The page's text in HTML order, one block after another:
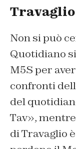
Non si può
Quotidiano
M5S per
confronti
del
Tav»,
di Travaglio